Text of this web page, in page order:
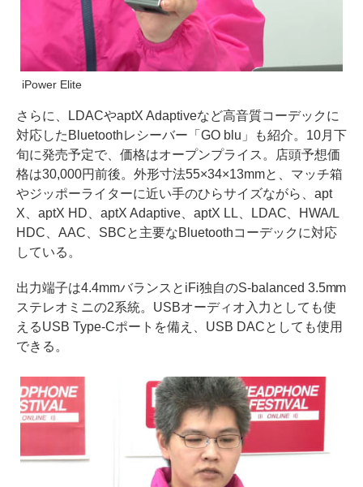
iPower Elite
さらに、LDACやaptX Adaptiveなど高音質コーデックに
対応したBluetoothレシーバー「GO blu」も紹介。10月下
旬に発売予定で、価格はオープンプライス。店頭予想価
格は30,000円前後。外形寸法55×34×13mmと、マッチ箱
やジッポーライターに近い手のひらサイズながら、apt
X、aptX HD、aptX Adaptive、aptX LL、LDAC、HWA/L
HDC、AAC、SBCと主要なBluetoothコーデックに対応
している。
出力端子は4.4mmバランスとiFi独自のS-balanced 3.5mm
ステレオミニの2系統。USBオーディオ入力としても使
えるUSB Type-Cポートを備え、USB DACとしても使用
できる。